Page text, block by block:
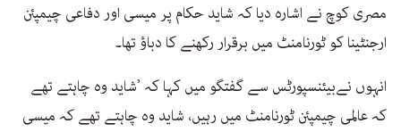
مصری کوچ نے اشارہ دیا کہ شاید حکام پر میسی اور دفاعی چیمپئن
ارجنٹینا کو ٹورنامنٹ میں برقرار رکھنے کا دباؤ تھا۔
انہوں نےبیئنسپورٹس سے گفتگو میں کہا کہ ’شاید وہ چاہتے تھے
کہ عالمی چیمپئن ٹورنامنٹ میں رہیں، شاید وہ چاہتے تھے کہ میسی